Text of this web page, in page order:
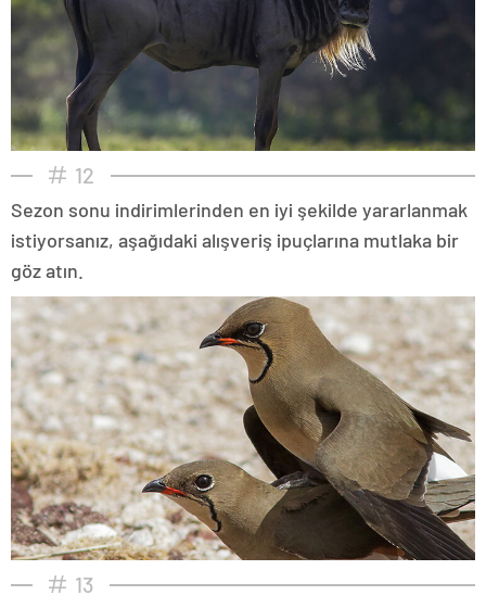
12
Sezon sonu indirimlerinden en iyi şekilde yararlanmak
istiyorsanız, aşağıdaki alışveriş ipuçlarına mutlaka bir
göz atın.
13